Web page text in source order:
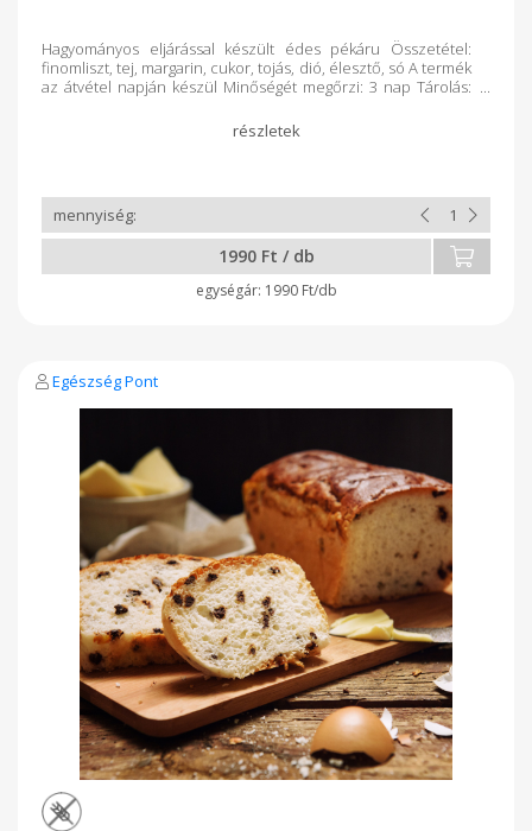
Hagyományos eljárással készült édes pékáru Összetétel:
finomliszt, tej, margarin, cukor, tojás, dió, élesztő, só A termék
az átvétel napján készül Minőségét megőrzi: 3 nap Tárolás:
Timáné Nagy Zita Krisztina (ev.), sZita Pékműhely Székhely:
8598 Pápa, Tapolcafői u. 82.
1990 Ft / db
1990 Ft/db
Egészség Pont